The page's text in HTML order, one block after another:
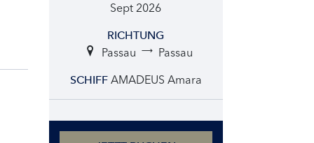
Sept 2026
RICHTUNG
Passau Passau
SCHIFF AMADEUS Amara